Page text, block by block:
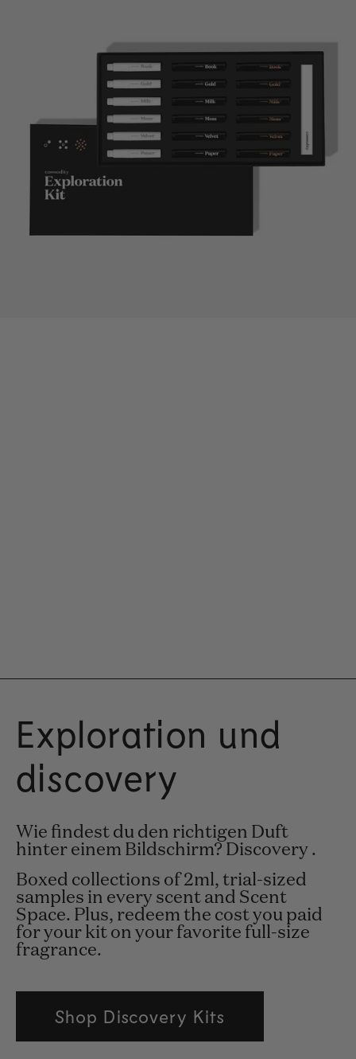
Exploration und
discovery
Wie findest du den richtigen Duft
hinter einem Bildschirm? Discovery .
Boxed collections of 2ml, trial-sized
samples in every scent and Scent
Space. Plus, redeem the cost you paid
for your kit on your favorite full-size
fragrance.
Shop Discovery Kits